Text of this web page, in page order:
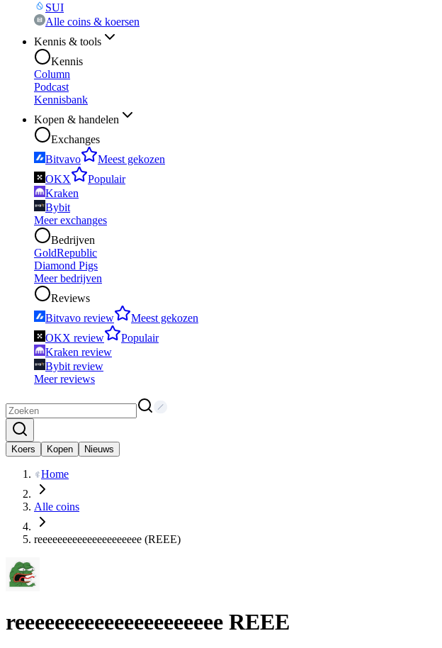
SUI
Alle coins & koersen
Kennis & tools
Kennis
Column
Podcast
Kennisbank
Kopen & handelen
Exchanges
Bitvavo
Meest gekozen
OKX
Populair
Kraken
Bybit
Meer exchanges
Bedrijven
GoldRepublic
Diamond Pigs
Meer bedrijven
Reviews
Bitvavo review
Meest gekozen
OKX review
Populair
Kraken review
Bybit review
Meer reviews
Koers Kopen Nieuws
Home
Alle coins
reeeeeeeeeeeeeeeeeeeee (REEE)
reeeeeeeeeeeeeeeeeeeee REEE